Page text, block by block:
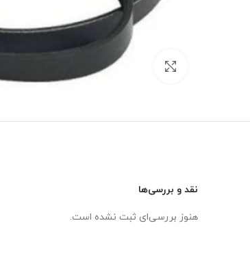
برای بزرگنمایی کلیک کنید
نقد و بررسی‌ها
هنوز بررسی‌ای ثبت نشده است.